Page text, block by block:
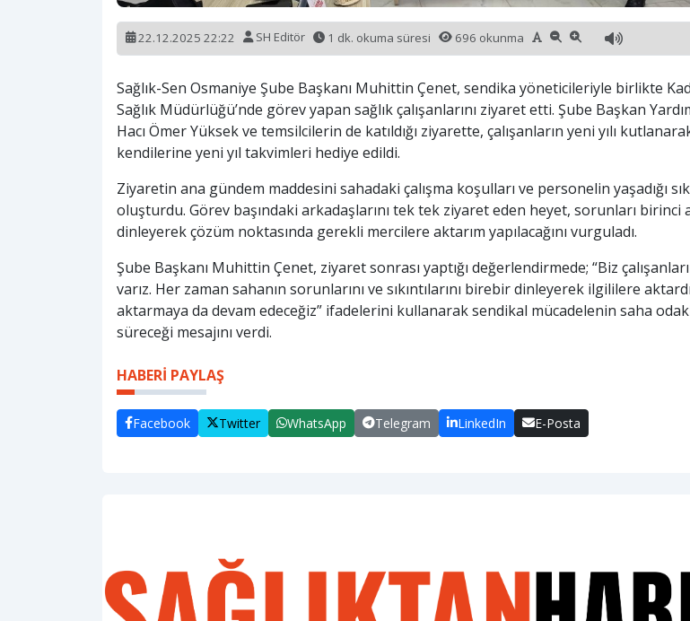
22.12.2025 22:22 SH Editör 1 dk. okuma süresi 696 okunma
Sağlık-Sen Osmaniye Şube Başkanı Muhittin Çenet, sendika yöneticileriyle birlikte
Sağlık Müdürlüğü’nde görev yapan sağlık çalışanlarını ziyaret etti. Şube Başkan
Hacı Ömer Yüksek ve temsilcilerin de katıldığı ziyarette, çalışanların yeni yılı
kendilerine yeni yıl takvimleri hediye edildi.
Ziyaretin ana gündem maddesini sahadaki çalışma koşulları ve personelin yaşadığı
oluşturdu. Görev başındaki arkadaşlarını tek tek ziyaret eden heyet, sorunları birinci
dinleyerek çözüm noktasında gerekli mercilere aktarım yapılacağını vurguladı.
Şube Başkanı Muhittin Çenet, ziyaret sonrası yaptığı değerlendirmede; “Biz
varız. Her zaman sahanın sorunlarını ve sıkıntılarını birebir dinleyerek ilgililere
aktarmaya da devam edeceğiz” ifadelerini kullanarak sendikal mücadelenin saha
süreceği mesajını verdi.
HABERİ PAYLAŞ
Facebook Twitter WhatsApp Telegram LinkedIn E-Posta